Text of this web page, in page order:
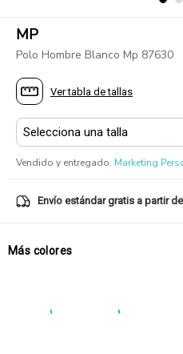
MP
Polo Hombre Blanco Mp 87630
Ver tabla de tallas
Vendido y entregado: Marketing
Envío estándar gratis a partir
Más colores